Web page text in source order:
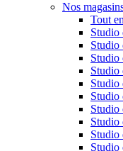
Nos
Tout
Studio
Studio
Studio
Studio
Studio
Studio
Studio
Studio
Studio
Studio